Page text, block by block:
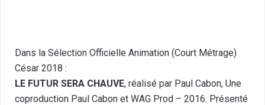
Dans la Sélection Officielle Animation (Court Métrage)
César 2018 :
LE FUTUR SERA CHAUVE, réalisé par Paul Cabon, Une
coproduction Paul Cabon et WAG Prod – 2016. Présenté